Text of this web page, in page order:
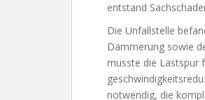
entstand
Die Unfallstelle
Dämmerung sowie
musste die Lastspur
notwendig, die